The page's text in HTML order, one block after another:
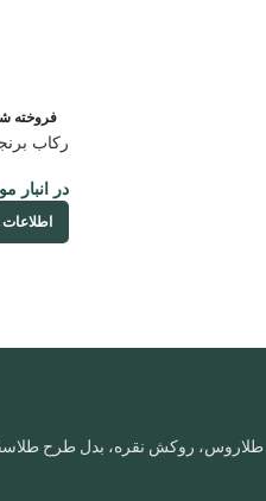
فروخته
رکاب
در انبار
اطلاعات
طلاروس، روکش نقره، بدل طرح